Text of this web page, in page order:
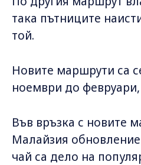
така пътниците
той.
Новите маршрути са
ноември до
Във връзка с новите
Малайзия
чай са дело на